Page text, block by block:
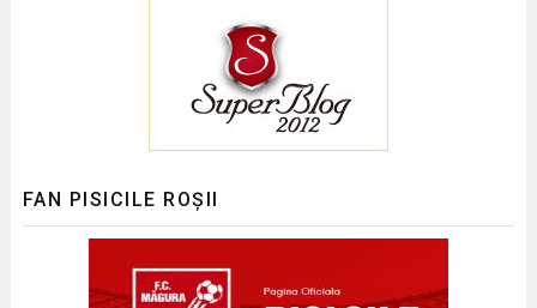
FAN PISICILE ROȘII